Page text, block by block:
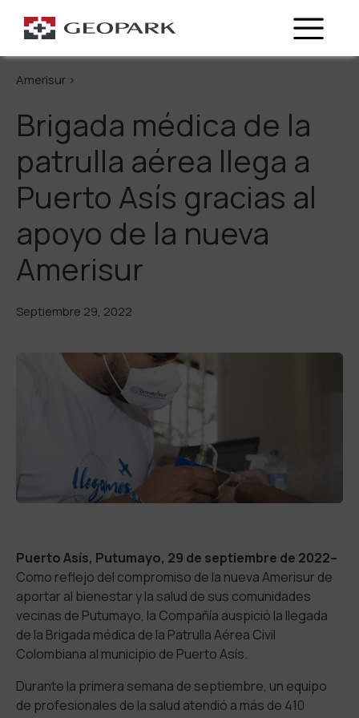
Regresa
Amerisur >
Brigada médica de la
patrulla aérea llega a
Puerto Asís gracias al
apoyo de la nueva
Amerisur
Septiembre 29, 2022
Puerto Asís, Putumayo, 29 de septiembre de 2022–
Como reflejo del compromiso de la nueva Amerisur de
aportar al bienestar y la salud de sus comunidades
vecinas de Putumayo, la Compañía auspició la llegada
de la Brigada médica de la Patrulla Aérea Civil
Colombiana al municipio de Puerto Asís.
Durante la primera semana de septiembre, un equipo
de profesionales de la salud atendió a más de 410